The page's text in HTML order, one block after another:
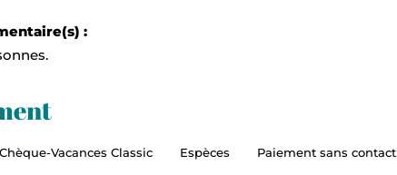
:
Chèque-Vacances Classic Espèces Paiement sans contact